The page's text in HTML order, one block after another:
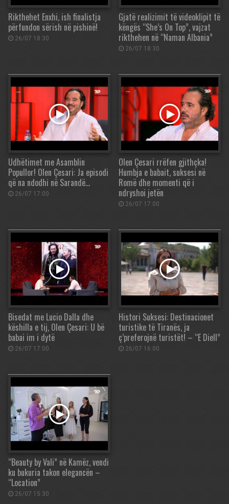
Rikthehet Enxhi, ish finalistja
përfundon sërish në pishinë!
26/07 18:30
Gjatë realizimit të videoklipit të
këngës “She’s On Top”, vajzat
rikthehen në “Naman Albania”
26/07 18:30
Udhëtimet me Asamblin
Popullor! Olen Çesari: Ja episodi
që na ndodhi në Sarandë…
26/07 17:00
Olen Çesari rrëfen gjithçka!
Humbja e babait, suksesi në
Romë dhe momenti që i
ndryshoi jetën
26/07 17:00
Bisedat me Lucio Dalla dhe
këshilla e tij, Olen Çesari: U bë
babai im i dytë
26/07 17:00
Histori Suksesi: Destinacionet
turistike të Tiranës, ja
ç’preferojnë turistët! – “E Diell”
26/07 16:00
“Beauty by Vali” në Kamëz, vendi
ku bukuria takon elegancën –
“Location”
26/07 15:30